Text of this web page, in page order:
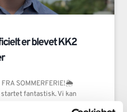
er blevet KK2
FRA SOMMERFERIE!🌦
fantastisk. Vi kan